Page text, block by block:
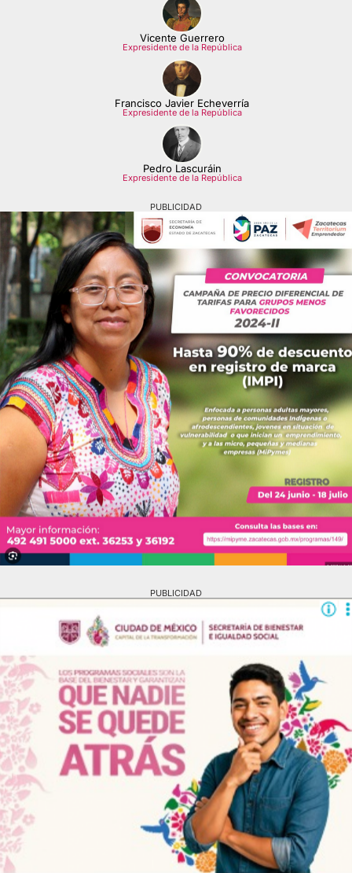
Vicente Guerrero
Expresidente de la República
Francisco Javier Echeverría
Expresidente de la República
Pedro Lascuráin
Expresidente de la República
PUBLICIDAD
PUBLICIDAD